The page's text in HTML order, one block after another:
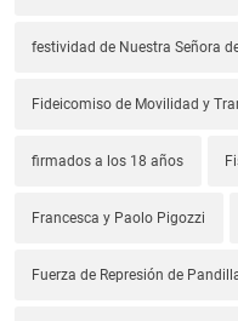
festividad de Nuestra Señora
Fideicomiso de Movilidad y
firmados a los 18 años
Francesca y Paolo Pigozzi
Fuerza de Represión de